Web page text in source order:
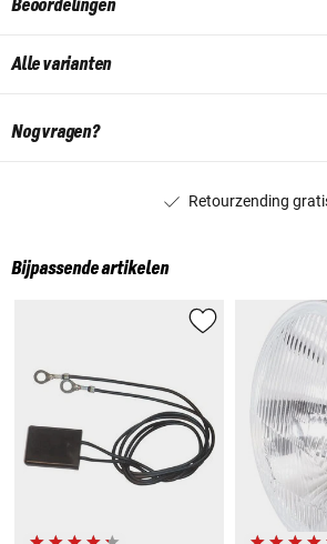
Beoordelingen
Alle varianten
Nog vragen?
Retourzending
Bijpassende artikelen